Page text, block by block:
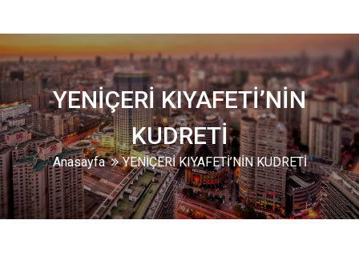
YENİÇERİ KIYAFETİ’NİN
KUDRETİ
Anasayfa YENİÇERİ KIYAFETİ’NİN KUDRETİ